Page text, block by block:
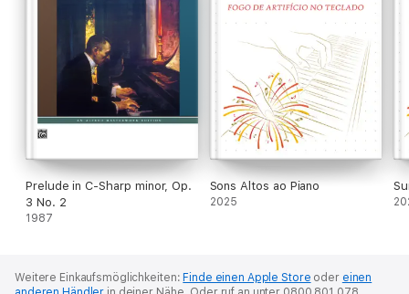
Prelude in C-Sharp minor, Op.
3 No. 2
1987
Sons Altos ao Piano
2025
Weitere Einkaufsmöglichkeiten: Finde einen Apple Store oder einen